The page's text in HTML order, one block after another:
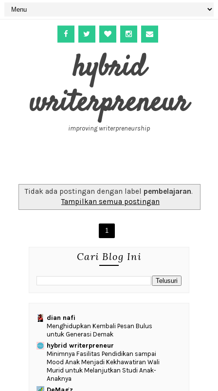
hybrid
writerpreneur
improving writerpreneurship
Tidak ada postingan dengan label pembelajaran.
Tampilkan semua postingan
1
Cari Blog Ini
dian nafi
Menghidupkan Kembali Pesan Bulus
untuk Generasi Demak
hybrid writerpreneur
‎Minimnya Fasilitas Pendidikan sampai
Mood Anak Menjadi Kekhawatiran Wali
Murid untuk Melanjutkan Studi Anak-
Anaknya